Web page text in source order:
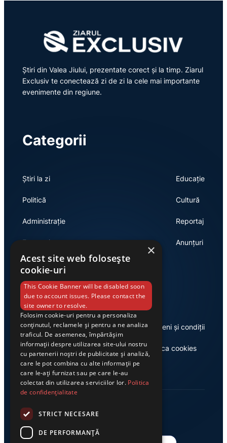
Știri din Valea Jiului, prezentate corect și la timp. Ziarul
Exclusiv te conectează zi de zi la cele mai importante
evenimente din regiune.
Categorii
Știri la zi
Politică
Administrație
Economie
Educație
Cultură
Reportaj
Anunțuri
Link-uri utile
Despre noi
Casa de editură Exclusiv
Termeni și condiții
Politica cookies
×
Acest site web folosește
cookie-uri
This Cookie Banner will be disabled soon
due to account issues. Please contact the
site owner to resolve.
Folosim cookie-uri pentru a personaliza
conținutul, reclamele și pentru a ne analiza
traficul. De asemenea, împărtășim
informații despre utilizarea site-ului nostru
cu partenerii noștri de publicitate și analiză,
care le pot combina cu alte informații pe
care le-ați furnizat sau pe care le-au
colectat din utilizarea serviciilor lor. Politica
de confidențialitate
STRICT NECESARE
DE PERFORMANȚĂ